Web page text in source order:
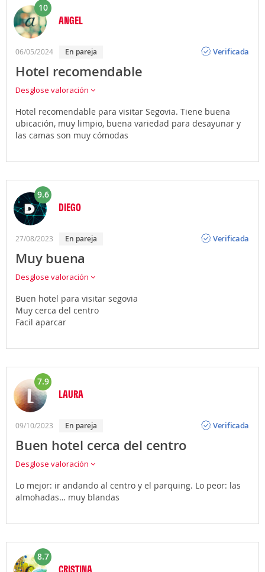
10
ANGEL
06/05/2024 en pareja
Verificada
Hotel recomendable
Desglose valoración
Hotel recomendable para visitar Segovia. Tiene buena
ubicación, muy limpio, buena variedad para desayunar y
las camas son muy cómodas
9.6
DIEGO
27/08/2023 en pareja
Verificada
Muy buena
Desglose valoración
Buen hotel para visitar segovia
Muy cerca del centro
Facil aparcar
7.9
LAURA
09/10/2023 en pareja
Verificada
Buen hotel cerca del centro
Desglose valoración
Lo mejor: ir andando al centro y el parquing. Lo peor: las
almohadas… muy blandas
8.7
CRISTINA